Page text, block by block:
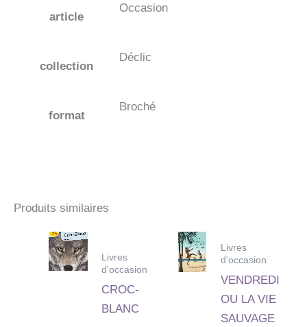
article
Occasion
collection
Déclic
format
Broché
Produits similaires
Livres
d'occasion
CROC-
BLANC
Livres
d'occasion
VENDREDI
OU LA VIE
SAUVAGE